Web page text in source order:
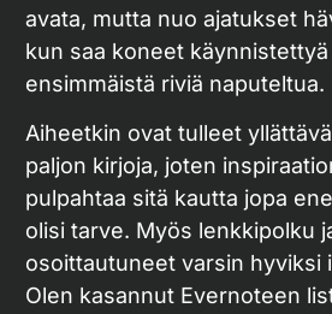
avata, mutta nuo ajatukset
kun saa koneet käynnistettyä
ensimmäistä riviä naputeltua.
Aiheetkin ovat tulleet
paljon kirjoja, joten
pulpahtaa sitä kautta jopa
olisi tarve. Myös lenkkipolku
osoittautuneet varsin hyviksi
Olen kasannut Evernoteen